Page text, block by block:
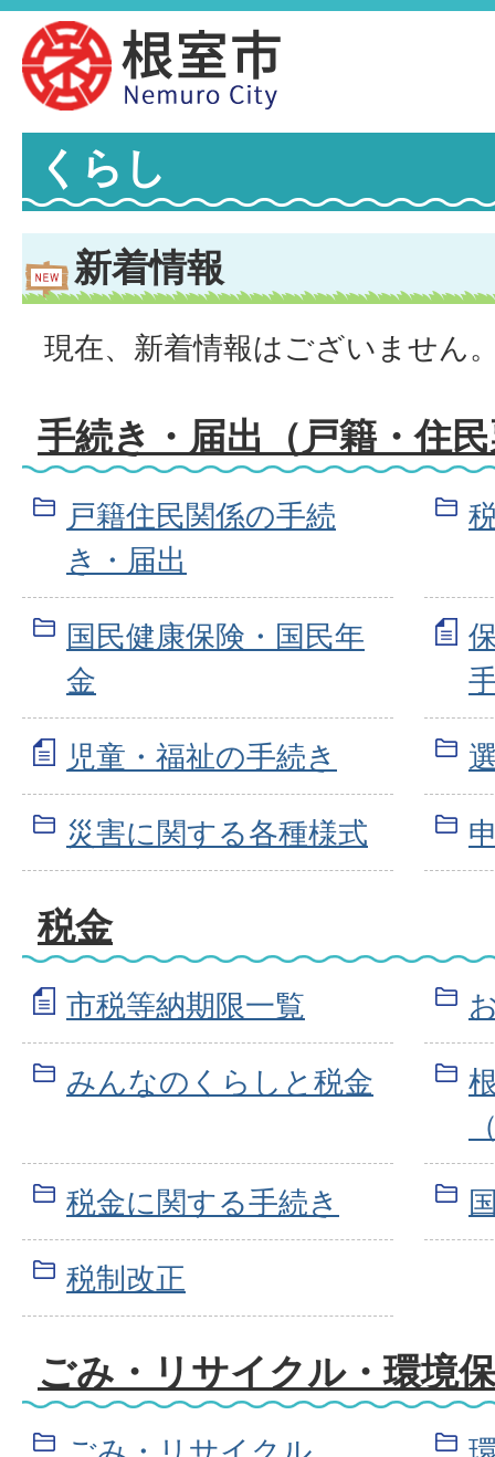
くらし
新着情報
現在、新着情報はございません
手続き・届出（戸籍・住
戸籍住民関係の手続
き・届出
国民健康保険・国民年
金
児童・福祉の手続き
災害に関する各種様式
税金
市税等納期限一覧
みんなのくらしと税金
税金に関する手続き
税制改正
ごみ・リサイクル・環境